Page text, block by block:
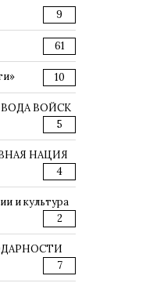
9
61
10
ВОЙСК
5
НАЦИЯ
4
и культура
2
7